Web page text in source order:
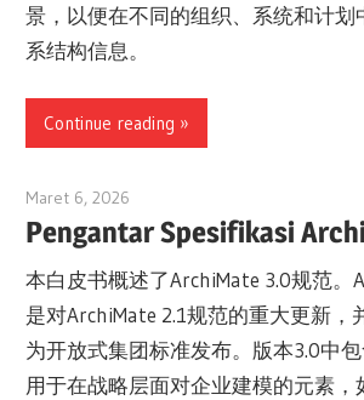
景，以便在不同的组织、系统和计划
系结构信息。
Continue reading
Maret 6, 2026
Pengantar Spesifikasi
本白皮书概述了ArchiMate 3.0规范。
是对ArchiMate 2.1规范的重大更新，
为开放式集团标准发布。版本3.0中
用于在战略层面对企业建模的元素，